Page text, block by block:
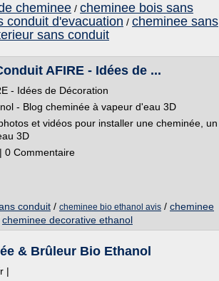
cheminee / cheminee bois sans
conduit d'evacuation / cheminee sans
sans conduit
AFIRE - Idées de ...
- Idées de Décoration
- Blog cheminée à vapeur d'eau 3D
et vidéos pour installer une cheminée, un
3D
0 Commentaire
conduit / cheminee bio ethanol avis / cheminee
cheminee decorative ethanol
& Brûleur Bio Ethanol
|